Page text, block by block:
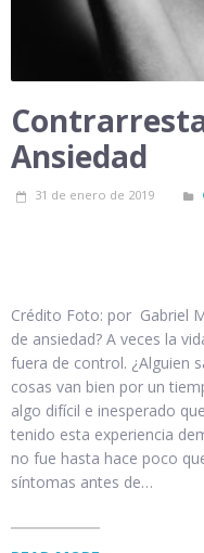
Ansiedad
31 de enero de 2019
Crédito Foto: por Gabriel
de ansiedad? A veces la
fuera de control. ¿Alguien
cosas van bien por un
algo difícil e inesperado
tenido esta experiencia
no fue hasta hace poco
síntomas antes de…